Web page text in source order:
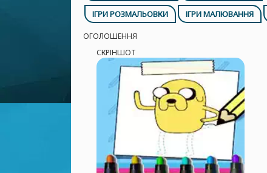
ІГРИ РОЗМАЛЬОВКИ
ІГРИ МАЛЮВАННЯ
ОГОЛОШЕННЯ
СКРІНШОТ